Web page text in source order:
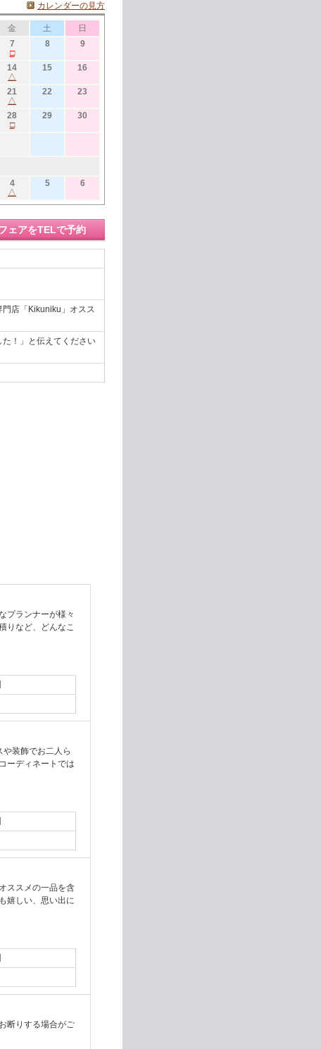
カレンダーの見方
金 土
日
7
□
8 9
14
△
15 16
21
△
22 23
28
□
29 30
4
△
5 6
ェアをTELで予約
門店「Kikuniku」オスス
た！」と伝えてください
プランナーが様々
りなど、どんなこ
や装飾でお二人ら
ーディネートでは
ススメの一品を含
嬉しい、思い出に
断りする場合がご